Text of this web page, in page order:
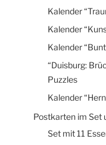
Kalender
Kalender
Kalender
“Duisburg:
Puzzles
Kalender
Postkarten im Set
Set mit 11